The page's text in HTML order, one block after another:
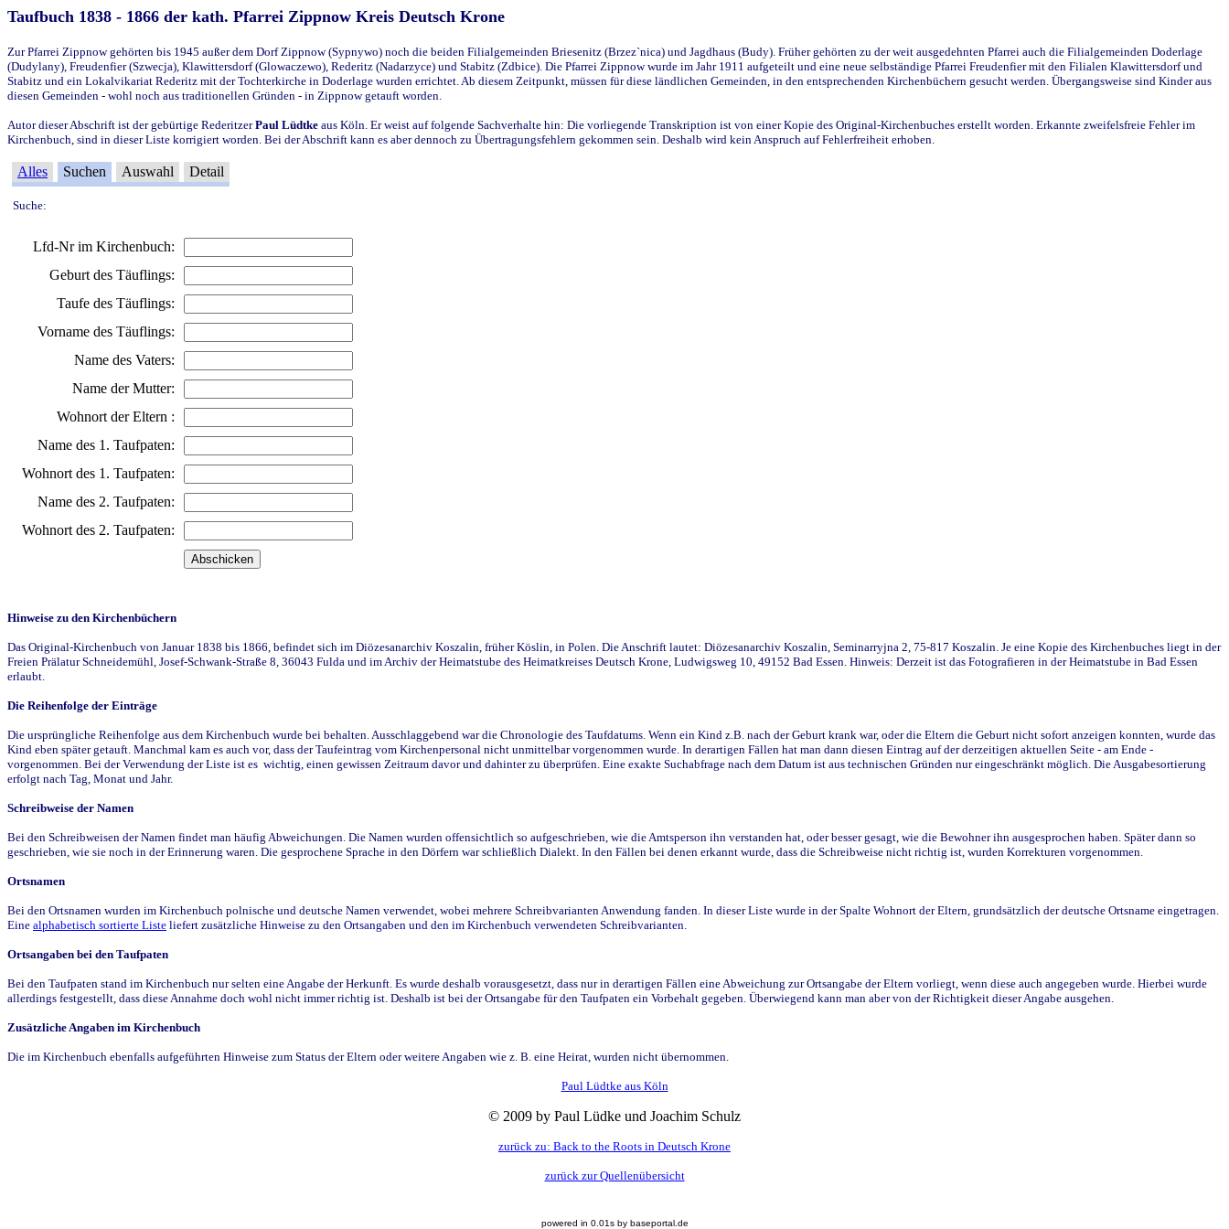
Taufbuch 1838 - 1866 der kath. Pfarrei Zippnow Kreis Deutsch Krone
Zur Pfarrei Zippnow gehörten bis 1945 außer dem Dorf Zippnow (Sypnywo) noch die beiden Filialgemeinden Briesenitz (Brzez`nica) und Jagdhaus (Budy). Früher gehörten zu der weit ausgedehnten Pfarrei auch die Filialgemeinden Doderlage
(Dudylany), Freudenfier (Szwecja), Klawittersdorf (Glowaczewo), Rederitz (Nadarzyce) und Stabitz (Zdbice). Die Pfarrei Zippnow wurde im Jahr 1911 aufgeteilt und eine neue selbständige Pfarrei Freudenfier mit den Filialen Klawittersdorf und
Stabitz und ein Lokalvikariat Rederitz mit der Tochterkirche in Doderlage wurden errichtet. Ab diesem Zeitpunkt, müssen für diese ländlichen Gemeinden, in den entsprechenden Kirchenbüchern gesucht werden. Übergangsweise sind Kinder aus
diesen Gemeinden - wohl noch aus traditionellen Gründen - in Zippnow getauft worden.
Autor dieser Abschrift ist der gebürtige RederitzerPaul Lüdtke aus Köln. Er weist auf folgende Sachverhalte hin: Die vorliegende Transkription ist von einer Kopie des Original-Kirchenbuches erstellt worden. Erkannte zweifelsfreie Fehler im
Kirchenbuch, sind in dieser Liste korrigiert worden. Bei der Abschrift kann es aber dennoch zu Übertragungsfehlern gekommen sein. Deshalb wird kein Anspruch auf Fehlerfreiheit erhoben.
Alles Suchen Auswahl Detail
Suche:
Lfd-Nr im Kirchenbuch:
Geburt des Täuflings:
Taufe des Täuflings:
Vorname des Täuflings:
Name des Vaters:
Name der Mutter:
Wohnort der Eltern :
Name des 1. Taufpaten:
Wohnort des 1. Taufpaten:
Name des 2. Taufpaten:
Wohnort des 2. Taufpaten:
Hinweise zu den Kirchenbüchern
Das Original-Kirchenbuch von Januar 1838 bis 1866, befindet sich im Diözesanarchiv Koszalin, früher Köslin, in Polen. Die Anschrift lautet: Diözesanarchiv Koszalin, Seminarryjna 2, 75-817 Koszalin. Je eine Kopie des Kirchenbuches liegt in der
Freien Prälatur Schneidemühl, Josef-Schwank-Straße 8, 36043 Fulda und im Archiv der Heimatstube des Heimatkreises Deutsch Krone, Ludwigsweg 10, 49152 Bad Essen. Hinweis: Derzeit ist das Fotografieren in der Heimatstube in Bad Essen
erlaubt.
Die Reihenfolge der Einträge
Die ursprüngliche Reihenfolge aus dem Kirchenbuch wurde bei behalten. Ausschlaggebend war die Chronologie des Taufdatums. Wenn ein Kind z.B. nach der Geburt krank war, oder die Eltern die Geburt nicht sofort anzeigen konnten, wurde das
Kind eben später getauft. Manchmal kam es auch vor, dass der Taufeintrag vom Kirchenpersonal nicht unmittelbar vorgenommen wurde. In derartigen Fällen hat man dann diesen Eintrag auf der derzeitigen aktuellen Seite - am Ende -
vorgenommen. Bei der Verwendung der Liste ist es wichtig, einen gewissen Zeitraum davor und dahinter zu überprüfen. Eine exakte Suchabfrage nach dem Datum ist aus technischen Gründen nur eingeschränkt möglich. Die Ausgabesortierung
erfolgt nach Tag, Monat und Jahr.
Schreibweise der Namen
Bei den Schreibweisen der Namen findet man häufig Abweichungen. Die Namen wurden offensichtlich so aufgeschrieben, wie die Amtsperson ihn verstanden hat, oder besser gesagt, wie die Bewohner ihn ausgesprochen haben. Später dann so
geschrieben, wie sie noch in der Erinnerung waren. Die gesprochene Sprache in den Dörfern war schließlich Dialekt. In den Fällen bei denen erkannt wurde, dass die Schreibweise nicht richtig ist, wurden Korrekturen vorgenommen.
Ortsnamen
Bei den Ortsnamen wurden im Kirchenbuch polnische und deutsche Namen verwendet, wobei mehrere Schreibvarianten Anwendung fanden. In dieser Liste wurde in der Spalte Wohnort der Eltern, grundsätzlich der deutsche Ortsname eingetragen.
Eine alphabetisch sortierte Liste liefert zusätzliche Hinweise zu den Ortsangaben und den im Kirchenbuch verwendeten Schreibvarianten.
Ortsangaben bei den Taufpaten
Bei den Taufpaten stand im Kirchenbuch nur selten eine Angabe der Herkunft. Es wurde deshalb vorausgesetzt, dass nur in derartigen Fällen eine Abweichung zur Ortsangabe der Eltern vorliegt, wenn diese auch angegeben wurde. Hierbei wurde
allerdings festgestellt, dass diese Annahme doch wohl nicht immer richtig ist. Deshalb ist bei der Ortsangabe für den Taufpaten ein Vorbehalt gegeben. Überwiegend kann man aber von der Richtigkeit dieser Angabe ausgehen.
Zusätzliche Angaben im Kirchenbuch
Die im Kirchenbuch ebenfalls aufgeführten Hinweise zum Status der Eltern oder weitere Angaben wie z. B. eine Heirat, wurden nicht übernommen.
Paul Lüdtke aus Köln
© 2009 by Paul Lüdke und Joachim Schulz
zurück zu: Back to the Roots in Deutsch Krone
zurück zur Quellenübersicht
powered in 0.01s by baseportal.de